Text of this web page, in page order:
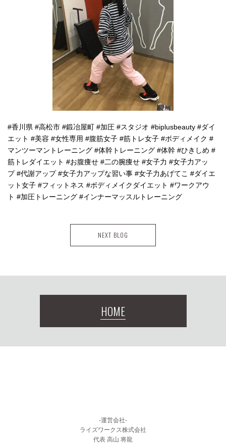
#香川県 #高松市 #鍛冶屋町 #加圧 #スタジオ #biplusbeauty #ダイ
エット #美容 #女性専用 #腹筋女子 #筋トレ女子 #ボディメイク #
マンツーマントレーニング #体幹トレーニング #体幹 #ひきしめ #
筋トレダイエット #お腹痩せ #二の腕痩せ #女子力 #女子力アッ
プ #代謝アップ #女子力アップな習い事 #女子力あげてこ #ダイエ
ット女子 #フィットネス #ボディメイクダイエット #ワークアウ
ト #加圧トレーニング #インナーマッスルトレーニング
NEXT BLOG
HOME
-運営会社-
ライズワークス株式会社
代表 高山 将龍